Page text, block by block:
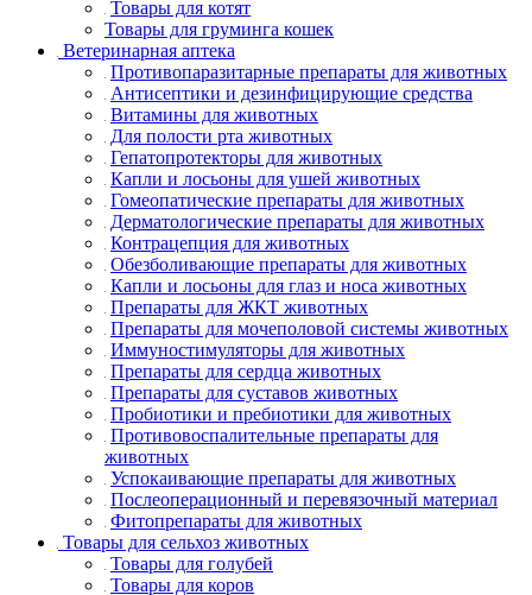
Товары для котят
Товары для груминга кошек
Ветеринарная аптека
Противопаразитарные препараты для животных
Антисептики и дезинфицирующие средства
Витамины для животных
Для полости рта животных
Гепатопротекторы для животных
Капли и лосьоны для ушей животных
Гомеопатические препараты для животных
Дерматологические препараты для животных
Контрацепция для животных
Обезболивающие препараты для животных
Капли и лосьоны для глаз и носа животных
Препараты для ЖКТ животных
Препараты для мочеполовой системы животных
Иммуностимуляторы для животных
Препараты для сердца животных
Препараты для суставов животных
Пробиотики и пребиотики для животных
Противовоспалительные препараты для
животных
Успокаивающие препараты для животных
Послеоперационный и перевязочный материал
Фитопрепараты для животных
Товары для сельхоз животных
Товары для голубей
Товары для коров